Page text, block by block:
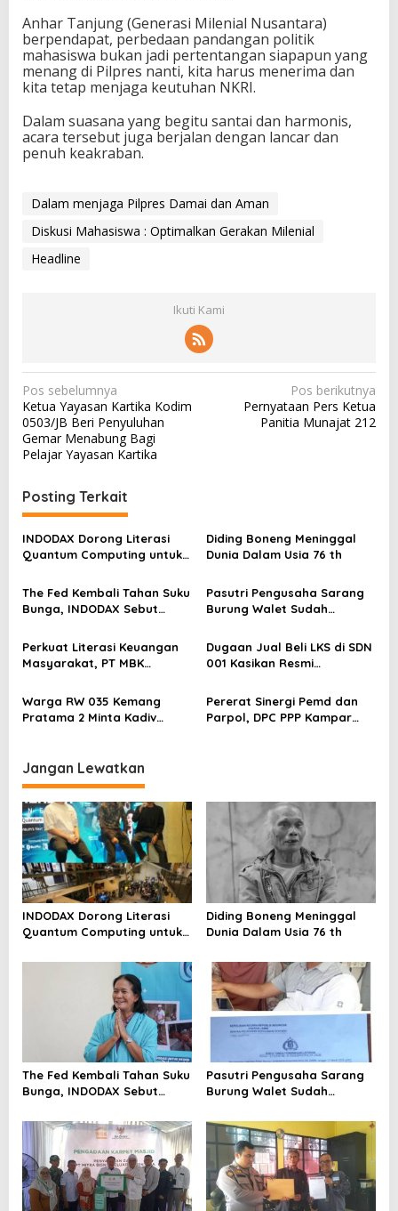
Anhar Tanjung (Generasi Milenial Nusantara)
berpendapat, perbedaan pandangan politik
mahasiswa bukan jadi pertentangan siapapun yang
menang di Pilpres nanti, kita harus menerima dan
kita tetap menjaga keutuhan NKRI.
Dalam suasana yang begitu santai dan harmonis,
acara tersebut juga berjalan dengan lancar dan
penuh keakraban.
Dalam menjaga Pilpres Damai dan Aman
Diskusi Mahasiswa : Optimalkan Gerakan Milenial
Headline
Ikuti Kami
N
a
v
i
g
a
s
i
p
o
s
Pos sebelumnya
Ketua Yayasan Kartika Kodim
0503/JB Beri Penyuluhan
Gemar Menabung Bagi
Pelajar Yayasan Kartika
Pos berikutnya
Pernyataan Pers Ketua
Panitia Munajat 212
Posting Terkait
INDODAX Dorong Literasi
Quantum Computing untuk
Blockchain
Diding Boneng Meninggal
Dunia Dalam Usia 76 th
The Fed Kembali Tahan Suku
Bunga, INDODAX Sebut
Sentimen Pasar
Pasutri Pengusaha Sarang
Burung Walet Sudah
Pelapor Desak Polda Jambi
Segera Lakukan Penahanan
Perkuat Literasi Keuangan
Masyarakat, PT MBK
Karpet Masjid di Pakuhaji
Dugaan Jual Beli LKS di SDN
001 Kasikan Resmi
Kampar, Pemred – Pimum
Metroterkini.id Desak Usut
Kasus Ini
Warga RW 035 Kemang
Pratama 2 Minta Kadiv
Metro Bekasi Kota
Pererat Sinergi Pemd dan
Parpol, DPC PPP Kampar
Jangan Lewatkan
INDODAX Dorong Literasi
Quantum Computing untuk
Blockchain
Diding Boneng Meninggal
Dunia Dalam Usia 76 th
The Fed Kembali Tahan Suku
Bunga, INDODAX Sebut
Sentimen Pasar
Pasutri Pengusaha Sarang
Burung Walet Sudah
Pelapor Desak Polda Jambi
Segera Lakukan Penahanan